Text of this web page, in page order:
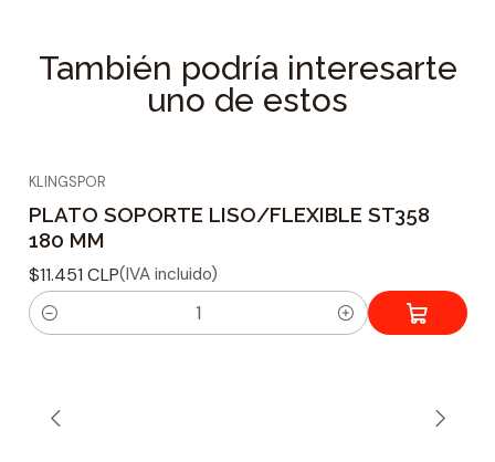
También podría interesarte
uno de estos
KLINGSPOR
PLATO SOPORTE LISO/FLEXIBLE ST358
180 MM
$11.451 CLP(IVA incluido)
C